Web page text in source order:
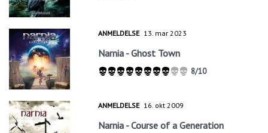
ANMELDELSE 13. mar 2023
Narnia - Ghost Town
8/10
ANMELDELSE 16. okt 2009
Narnia - Course of a Generation